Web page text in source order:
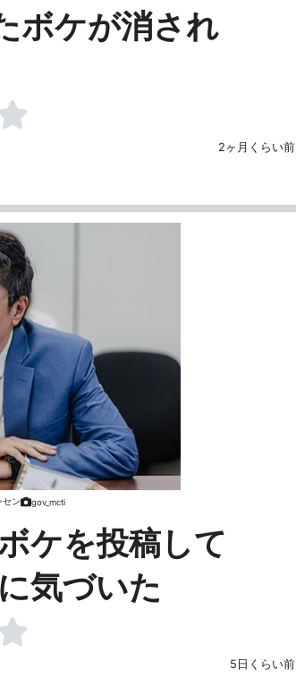
ボケが消され
2ヶ月くらい前
セン gov_mcti
ケを投稿して
気づいた
5日くらい前